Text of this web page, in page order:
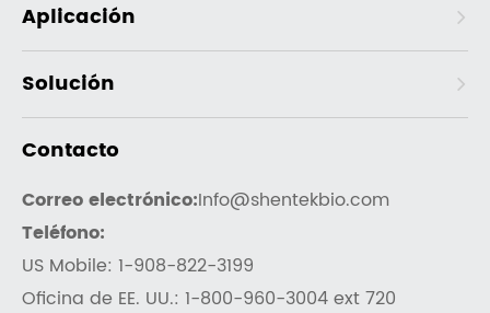
Aplicación
Solución
Contacto
Correo electrónico:Info@shentekbio.com
Teléfono:
US Mobile: 1-908-822-3199
Oficina de EE. UU.: 1-800-960-3004 ext 720